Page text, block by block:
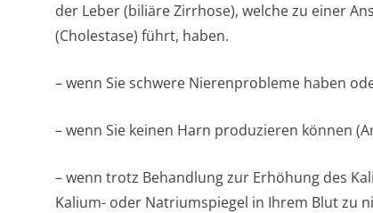
der Leber (biliäre Zirrhose), welche zu einer
(Cholestase) führt, haben.
– wenn Sie schwere Nierenprobleme haben
– wenn Sie keinen Harn produzieren können
– wenn trotz Behandlung zur Erhöhung des
Kalium- oder Natriumspiegel in Ihrem Blut zu